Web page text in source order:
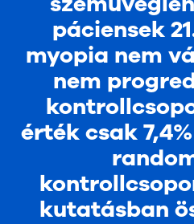
páciensek
myopia nem
nem
érték csak
kutatásban